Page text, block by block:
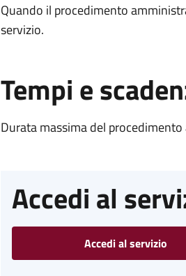
Quando il procedimento
servizio.
Tempi e
Durata massima del
Accedi al
Accedi al servizio